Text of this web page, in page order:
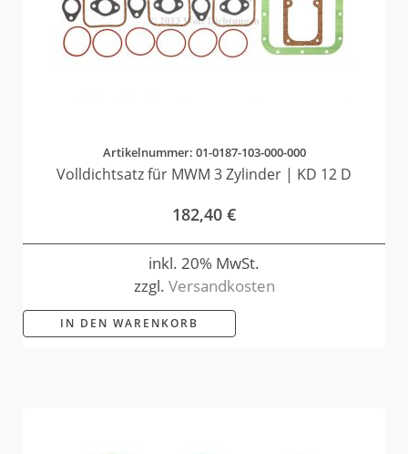
Artikelnummer: 01-0187-103-000-000
Volldichtsatz für MWM 3 Zylinder | KD 12 D
182,40 €
inkl. 20% MwSt.
zzgl. Versandkosten
IN DEN WARENKORB